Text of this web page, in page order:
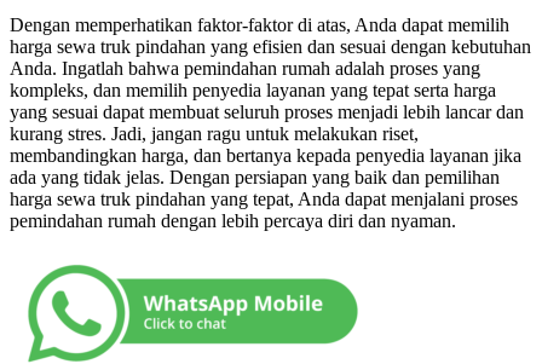
Dengan memperhatikan faktor-faktor di atas, Anda dapat memilih
harga sewa truk pindahan yang efisien dan sesuai dengan kebutuhan
Anda. Ingatlah bahwa pemindahan rumah adalah proses yang
kompleks, dan memilih penyedia layanan yang tepat serta harga
yang sesuai dapat membuat seluruh proses menjadi lebih lancar dan
kurang stres. Jadi, jangan ragu untuk melakukan riset,
membandingkan harga, dan bertanya kepada penyedia layanan jika
ada yang tidak jelas. Dengan persiapan yang baik dan pemilihan
harga sewa truk pindahan yang tepat, Anda dapat menjalani proses
pemindahan rumah dengan lebih percaya diri dan nyaman.